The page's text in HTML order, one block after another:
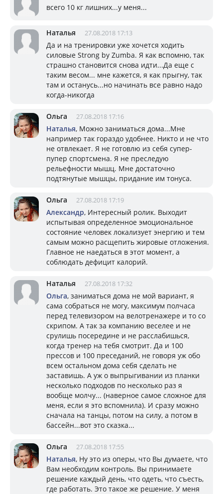
всего 10 кг лишних...у меня...
Наталья 27.08.2018 17:13
Да и на тренировки уже хочется ходить
силовые Strong by Zumba. Я как вспомню, так
страшно становится снова идти...Да еще с
таким весом... мне кажется, я как прыгну, так
там и останусь...но начинать все равно надо
когда-никогда
Ольга 27.08.2018 17:16
Наталья, Можно заниматься дома...Мне
например так гораздо удобнее. Никто и не что
не отвлекает. Я не готовлю из себя супер-
пупер спортсмена. Я не преследую
рельефности мышц. Мне достаточно
подтянутые мышцы, придание им тонуса.
Ольга 27.08.2018 17:19
Александр, Интересный ролик. Выходит
испытывая определенное эмоциональное
состояние человек локализует энергию и тем
самым можно расщепить жировые отложения.
Главное не наедаться в этот момент, а
соблюдать дефицит калорий.
Наталья 27.08.2018 17:32
Ольга, заниматься дома не мой вариант, я
сама собраться не могу, максимум полчаса
перед телевизором на велотренажере и то со
скрипом. А так за компанию веселее и не
срулишь посередине и не расслабишься,
когда тренер на тебя смотрит. Да и 100
прессов и 100 преседаний, не говоря уж обо
всем остальном дома себя сделать не
заставишь. А уж о выпрыгивании из планки
несколько подходов по несколько раз я
вообще молчу... (наверное самое сложное для
меня, если я это вспомнила). И сразу можно
сначала на танцы, потом на силу, а потом в
бассейн...вот это сказка...
Ольга 27.08.2018 17:55
Наталья, Ну это из оперы, что Вы думаете, что
Вам необходим контроль. Вы принимаете
решение каждый день, что одеть, что съесть,
где работать. Это такое же решение. У меня